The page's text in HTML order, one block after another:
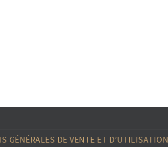
GÉNÉRALES DE VENTE ET D’UTILISATION